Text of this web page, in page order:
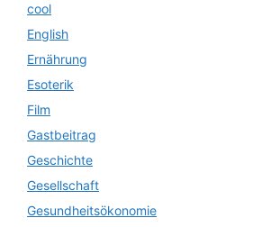
cool
English
Ernährung
Esoterik
Film
Gastbeitrag
Geschichte
Gesellschaft
Gesundheitsökonomie